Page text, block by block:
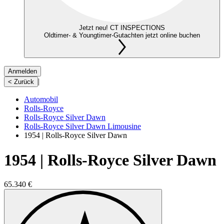
Jetzt neu! CT INSPECTIONS
Oldtimer- & Youngtimer-Gutachten jetzt online buchen
Anmelden
< Zurück |
Automobil
Rolls-Royce
Rolls-Royce Silver Dawn
Rolls-Royce Silver Dawn Limousine
1954 | Rolls-Royce Silver Dawn
1954 | Rolls-Royce Silver Dawn
65.340 €